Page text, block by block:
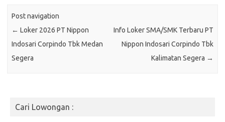
Post navigation
← Loker 2026 PT Nippon
Indosari Corpindo Tbk Medan
Segera
Info Loker SMA/SMK Terbaru PT
Nippon Indosari Corpindo Tbk
Kalimatan Segera →
Cari Lowongan :